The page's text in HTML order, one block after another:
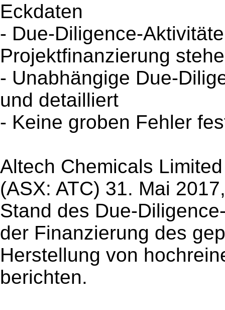
Eckdaten
- Due-Diligence-
Projektfinanzierung
- Unabhängige Due-
und detailliert
- Keine groben Fehler
Altech Chemicals
(ASX: ATC) 31. Mai
Stand des Due-
der Finanzierung des
Herstellung von
berichten.